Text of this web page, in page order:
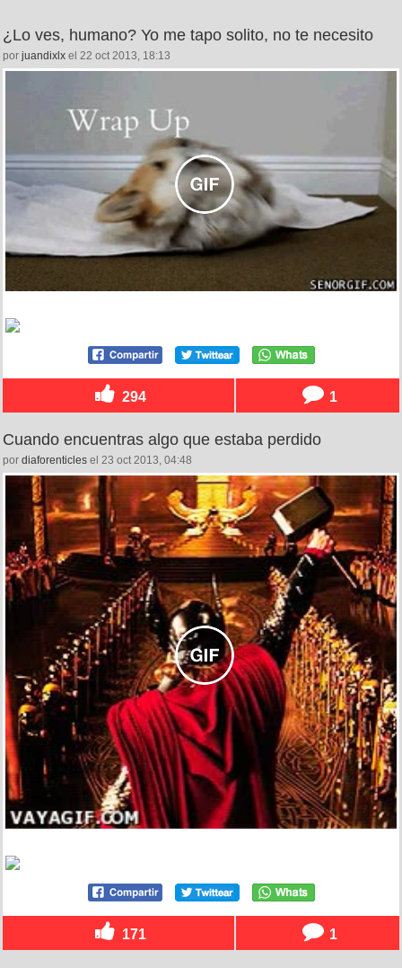
¿Lo ves, humano? Yo me tapo solito, no te necesito
por juandixlx el 22 oct 2013, 18:13
294 1
Cuando encuentras algo que estaba perdido
por diaforenticles el 23 oct 2013, 04:48
171 1